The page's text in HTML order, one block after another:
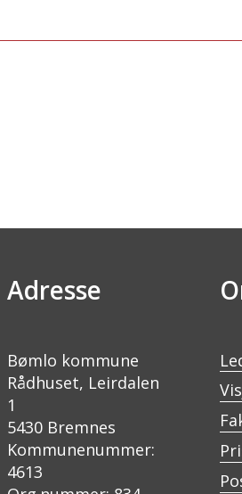
Adresse
Bømlo kommune
Rådhuset, Leirdalen
1
5430 Bremnes
Kommunenummer:
4613